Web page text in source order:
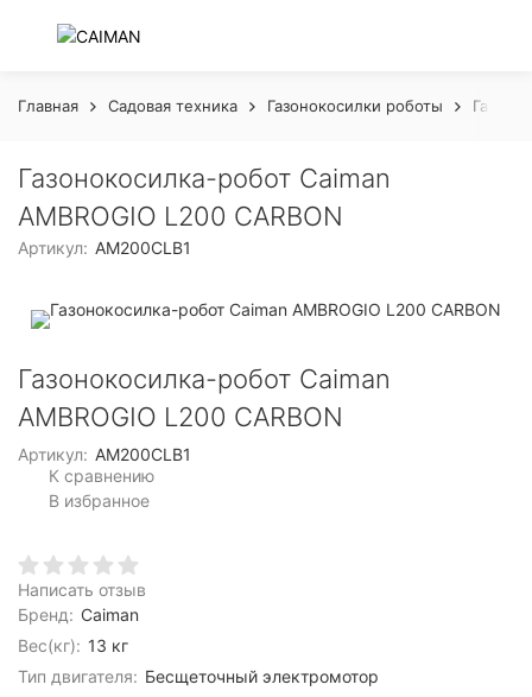
Главная Садовая техника Газонокосилки роботы
Газонокосилка-робот Caiman
AMBROGIO L200 CARBON
Артикул: AM200CLB1
Газонокосилка-робот Caiman
AMBROGIO L200 CARBON
Артикул: AM200CLB1
К сравнению
В избранное
Написать отзыв
Бренд: Caiman
Вес(кг): 13 кг
Тип двигателя: Беcщеточный электромотор